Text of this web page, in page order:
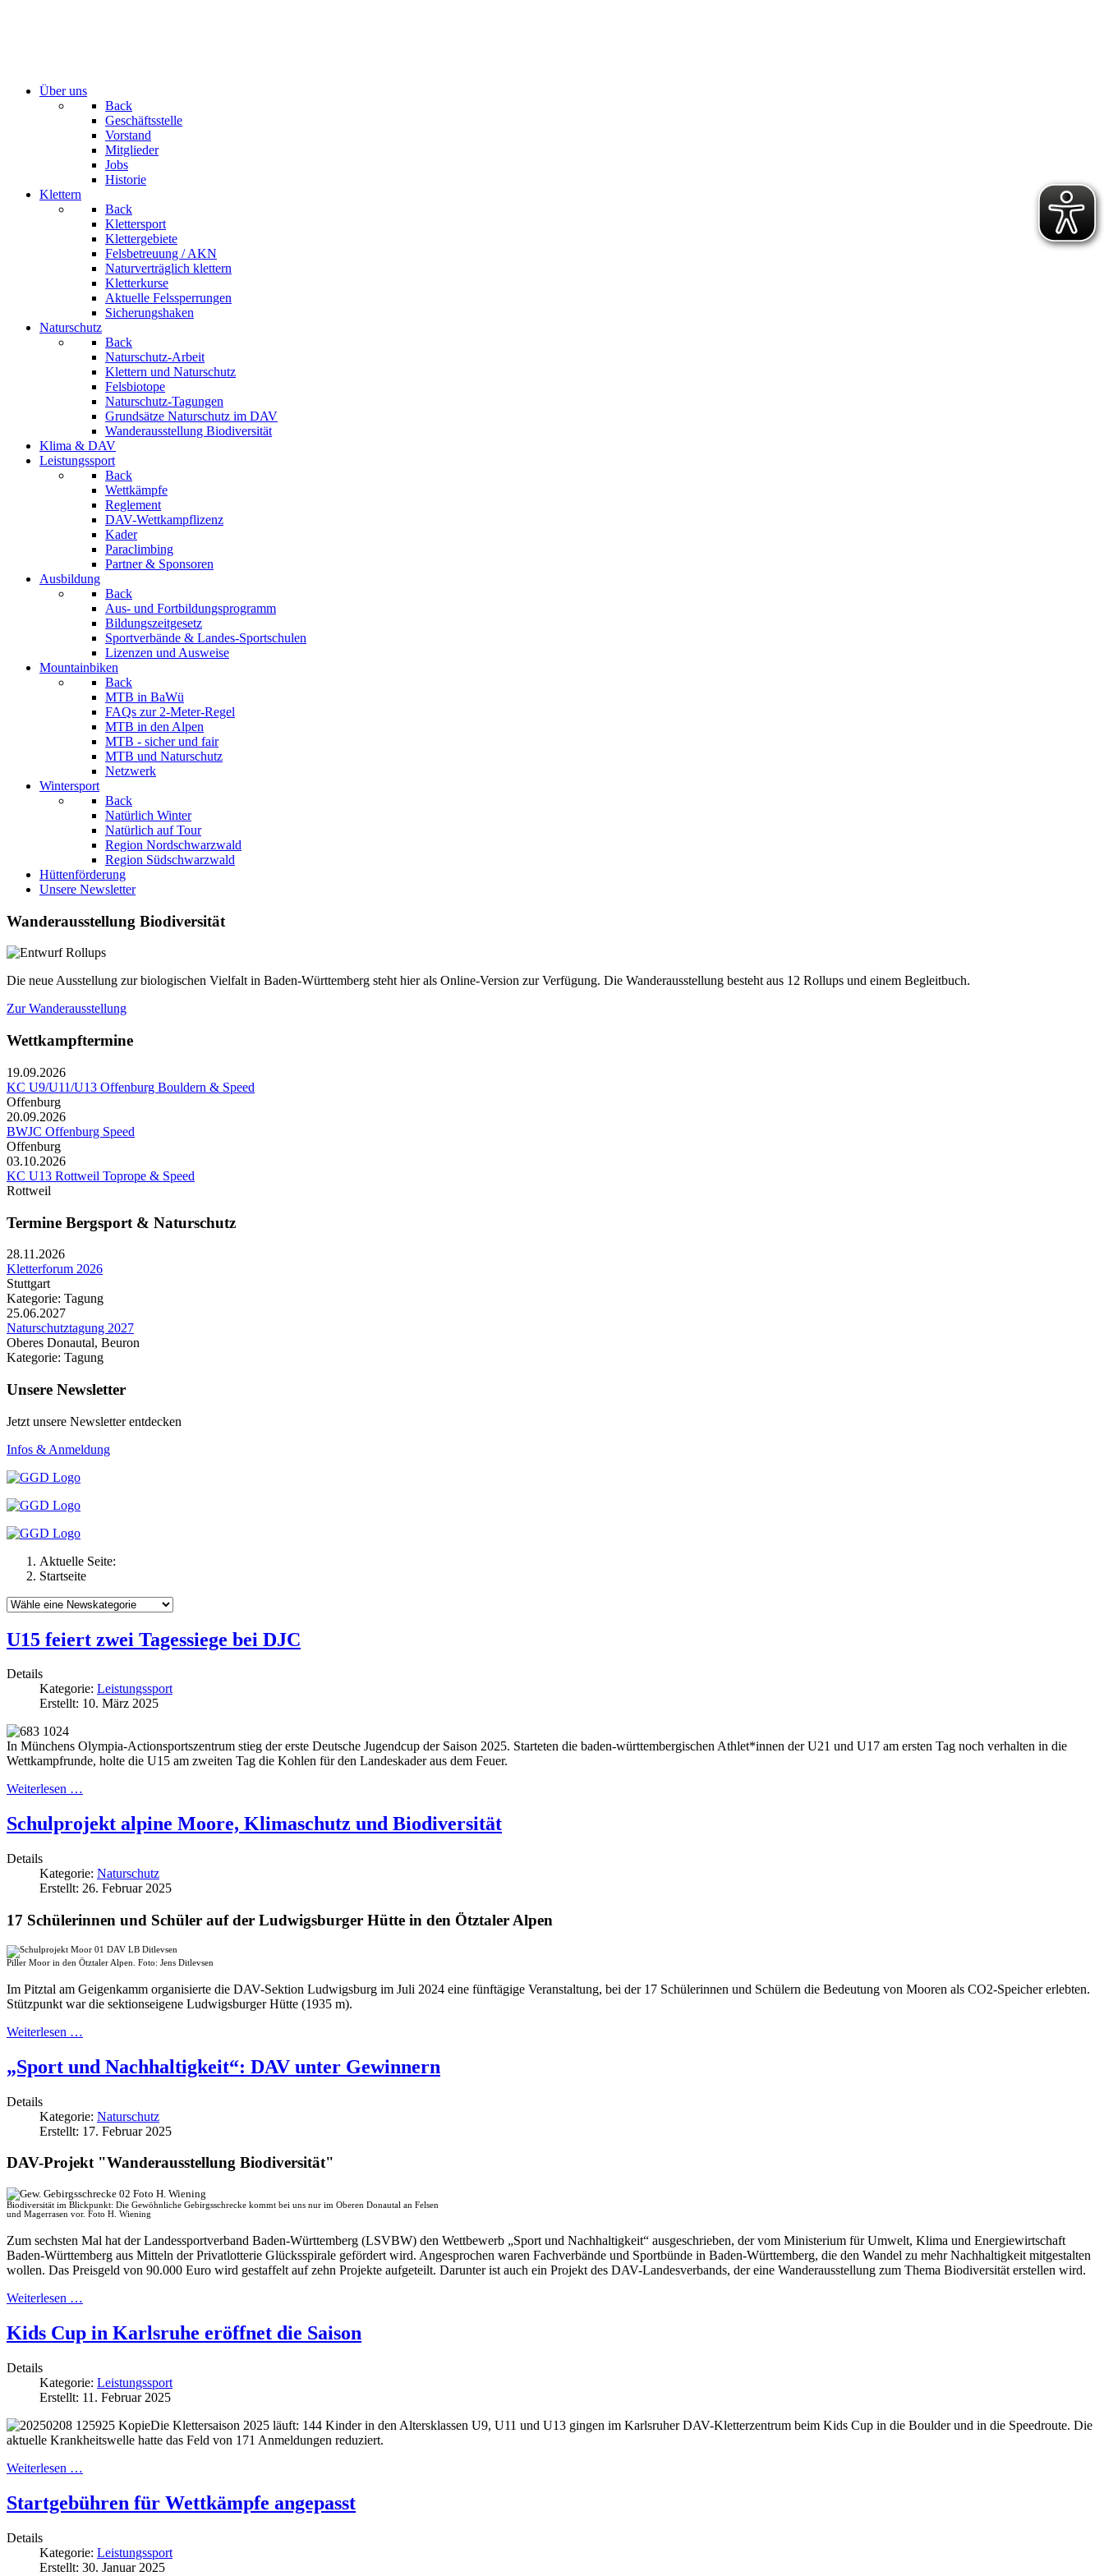
Über uns
Back
Geschäftsstelle
Vorstand
Mitglieder
Jobs
Historie
Klettern
Back
Klettersport
Klettergebiete
Felsbetreuung / AKN
Naturverträglich klettern
Kletterkurse
Aktuelle Felssperrungen
Sicherungshaken
Naturschutz
Back
Naturschutz-Arbeit
Klettern und Naturschutz
Felsbiotope
Naturschutz-Tagungen
Grundsätze Naturschutz im DAV
Wanderausstellung Biodiversität
Klima & DAV
Leistungssport
Back
Wettkämpfe
Reglement
DAV-Wettkampflizenz
Kader
Paraclimbing
Partner & Sponsoren
Ausbildung
Back
Aus- und Fortbildungsprogramm
Bildungszeitgesetz
Sportverbände & Landes-Sportschulen
Lizenzen und Ausweise
Mountainbiken
Back
MTB in BaWü
FAQs zur 2-Meter-Regel
MTB in den Alpen
MTB - sicher und fair
MTB und Naturschutz
Netzwerk
Wintersport
Back
Natürlich Winter
Natürlich auf Tour
Region Nordschwarzwald
Region Südschwarzwald
Hüttenförderung
Unsere Newsletter
Wanderausstellung Biodiversität
Die neue Ausstellung zur biologischen Vielfalt in Baden-Württemberg steht hier als Online-Version zur Verfügung. Die Wanderausstellung besteht aus 12 Rollups und einem Begleitbuch.
Zur Wanderausstellung
Wettkampftermine
19.09.2026
KC U9/U11/U13 Offenburg Bouldern & Speed
Offenburg
20.09.2026
BWJC Offenburg Speed
Offenburg
03.10.2026
KC U13 Rottweil Toprope & Speed
Rottweil
Termine Bergsport & Naturschutz
28.11.2026
Kletterforum 2026
Stuttgart
Kategorie: Tagung
25.06.2027
Naturschutztagung 2027
Oberes Donautal, Beuron
Kategorie: Tagung
Unsere Newsletter
Jetzt unsere Newsletter entdecken
Infos & Anmeldung
Aktuelle Seite:
Startseite
U15 feiert zwei Tagessiege bei DJC
Details
Kategorie: Leistungssport
Erstellt: 10. März 2025
In Münchens Olympia-Actionsportszentrum stieg der erste Deutsche Jugendcup der Saison 2025. Starteten die baden-württembergischen Athlet*innen der U21 und U17 am ersten Tag noch verhalten in die
Wettkampfrunde, holte die U15 am zweiten Tag die Kohlen für den Landeskader aus dem Feuer.
Weiterlesen …
Schulprojekt alpine Moore, Klimaschutz und Biodiversität
Details
Kategorie: Naturschutz
Erstellt: 26. Februar 2025
17 Schülerinnen und Schüler auf der Ludwigsburger Hütte in den Ötztaler Alpen
Piller Moor in den Ötztaler Alpen. Foto: Jens Ditlevsen
Im Pitztal am Geigenkamm organisierte die DAV-Sektion Ludwigsburg im Juli 2024 eine fünftägige Veranstaltung, bei der 17 Schülerinnen und Schülern die Bedeutung von Mooren als CO2-Speicher erlebten.
Stützpunkt war die sektionseigene Ludwigsburger Hütte (1935 m).
Weiterlesen …
„Sport und Nachhaltigkeit“: DAV unter Gewinnern
Details
Kategorie: Naturschutz
Erstellt: 17. Februar 2025
DAV-Projekt "Wanderausstellung Biodiversität"
Biodiversität im Blickpunkt: Die Gewöhnliche Gebirgsschrecke kommt bei uns nur im Oberen Donautal an Felsen
und Magerrasen vor. Foto H. Wiening
Zum sechsten Mal hat der Landessportverband Baden-Württemberg (LSVBW) den Wettbewerb „Sport und Nachhaltigkeit“ ausgeschrieben, der vom Ministerium für Umwelt, Klima und Energiewirtschaft
Baden-Württemberg aus Mitteln der Privatlotterie Glücksspirale gefördert wird. Angesprochen waren Fachverbände und Sportbünde in Baden-Württemberg, die den Wandel zu mehr Nachhaltigkeit mitgestalten
wollen. Das Preisgeld von 90.000 Euro wird gestaffelt auf zehn Projekte aufgeteilt. Darunter ist auch ein Projekt des DAV-Landesverbands, der eine Wanderausstellung zum Thema Biodiversität erstellen wird.
Weiterlesen …
Kids Cup in Karlsruhe eröffnet die Saison
Details
Kategorie: Leistungssport
Erstellt: 11. Februar 2025
Die Klettersaison 2025 läuft: 144 Kinder in den Altersklassen U9, U11 und U13 gingen im Karlsruher DAV-Kletterzentrum beim Kids Cup in die Boulder und in die Speedroute. Die
aktuelle Krankheitswelle hatte das Feld von 171 Anmeldungen reduziert.
Weiterlesen …
Startgebühren für Wettkämpfe angepasst
Details
Kategorie: Leistungssport
Erstellt: 30. Januar 2025